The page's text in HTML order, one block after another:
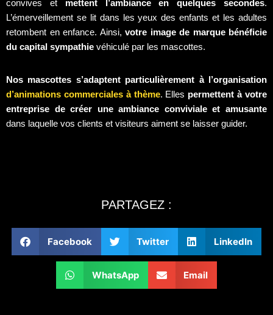
convives et mettent l’ambiance en quelques secondes.
L’émerveillement se lit dans les yeux des enfants et les adultes
retombent en enfance. Ainsi, votre image de marque bénéficie
du capital sympathie véhiculé par les mascottes.
Nos mascottes s’adaptent particulièrement à l’organisation
d’animations commerciales à thème. Elles permettent à votre
entreprise de créer une ambiance conviviale et amusante
dans laquelle vos clients et visiteurs aiment se laisser guider.
PARTAGEZ :
Facebook Twitter LinkedIn
WhatsApp Email